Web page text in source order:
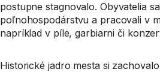
postupne stagnovalo. Obyvatelia
poľnohospodárstvu a pracovali v
napríklad v píle, garbiarni či
Historické jadro mesta si